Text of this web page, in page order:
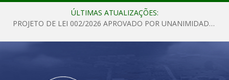
ÚLTIMAS ATUALIZAÇÕES:
PROJETO DE LEI 002/2026 APROVADO POR UNANIMIDADE EM SESSÃO ORDINÁRIA NESTA QUINTA – FEIRA 28 DE MAIO DE 2026